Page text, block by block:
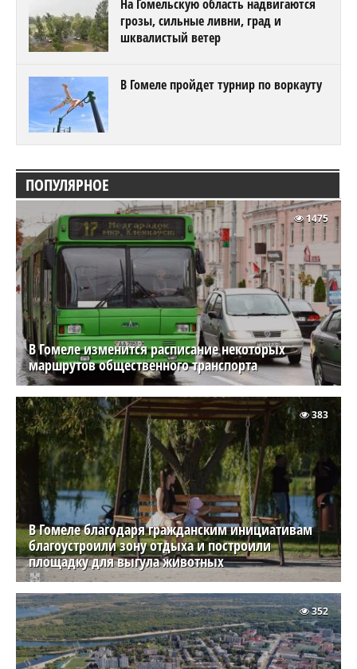
На Гомельскую область надвигаются
грозы, сильные ливни, град и
шквалистый ветер
В Гомеле пройдет турнир по воркауту
ПОПУЛЯРНОЕ
В Гомеле изменится расписание некоторых
маршрутов общественного транспорта
1475
В Гомеле благодаря гражданским инициативам
благоустроили зону отдыха и построили
площадку для выгула животных
383
352